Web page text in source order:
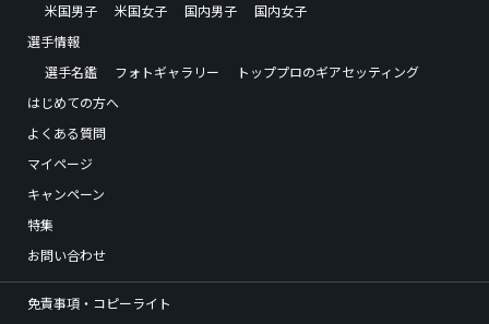
米国男子
米国女子 国内男子
国内女子
選手情報
選手名鑑
フォトギャラリー
トッププロのギアセッティング
はじめての方へ
よくある質問
マイページ
キャンペーン
特集
お問い合わせ
免責事項・コピーライト